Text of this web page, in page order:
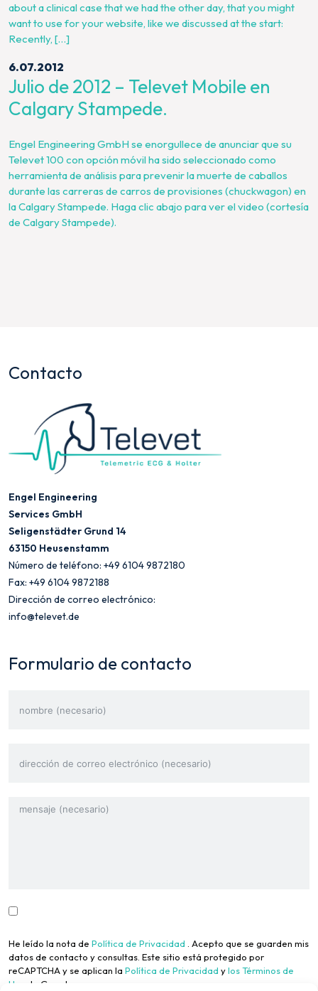
about a clinical case that we had the other day, that you might
want to use for your website, like we discussed at the start:
Recently, […]
6.07.2012
Julio de 2012 – Televet Mobile en
Calgary Stampede.
Engel Engineering GmbH se enorgullece de anunciar que su
Televet 100 con opción móvil ha sido seleccionado como
herramienta de análisis para prevenir la muerte de caballos
durante las carreras de carros de provisiones (chuckwagon) en
la Calgary Stampede. Haga clic abajo para ver el video (cortesía
de Calgary Stampede).
Contacto
Engel Engineering
Services GmbH
Seligenstädter Grund 14
63150 Heusenstamm
Número de teléfono: +49 6104 9872180
Fax: +49 6104 9872188
Dirección de correo electrónico:
info@televet.de
Formulario de contacto
He leído la nota de Política de Privacidad . Acepto que se guarden mis
datos de contacto y consultas. Este sitio está protegido por
reCAPTCHA y se aplican la Política de Privacidad ylos Términos de
Uso
de Google.